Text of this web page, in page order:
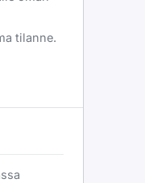
tilanne.